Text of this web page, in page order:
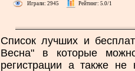
Играли: 2945 Рейтинг: 5.0/1
Список лучших и
Весна" в которые
регистрации а также не